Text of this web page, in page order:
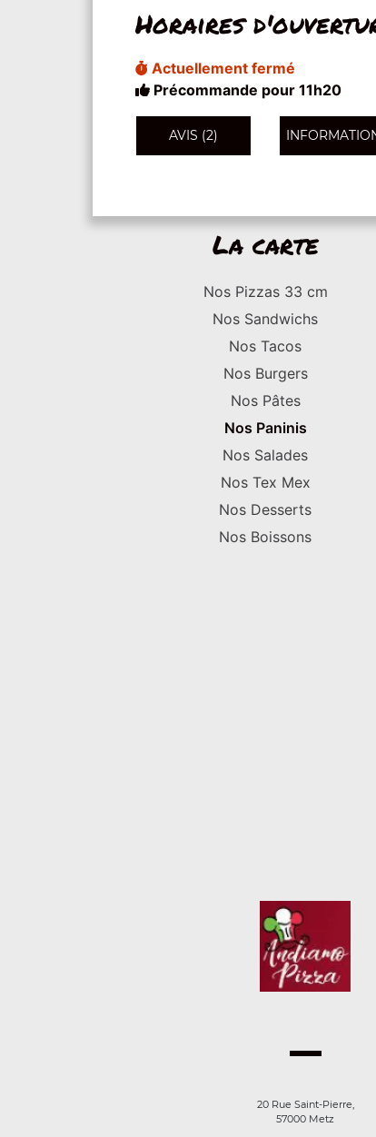
Horaires
Actuellement fermé
Précommande pour 11h20
AVIS (2)
La carte
Nos Pizzas 33 cm
Nos Sandwichs
Nos Tacos
Nos Burgers
Nos Pâtes
Nos Paninis
Nos Salades
Nos Tex Mex
Nos Desserts
Nos Boissons
20 Rue Saint-Pierre,
57000 Metz